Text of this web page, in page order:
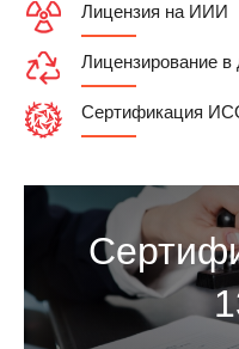
Лицензия на ИИИ
Лицензирование в
Сертификация